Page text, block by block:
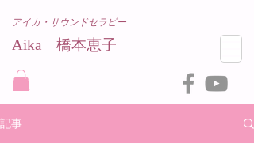
Aika 橋本恵子​
アイカ・サウンドセラピー
記事